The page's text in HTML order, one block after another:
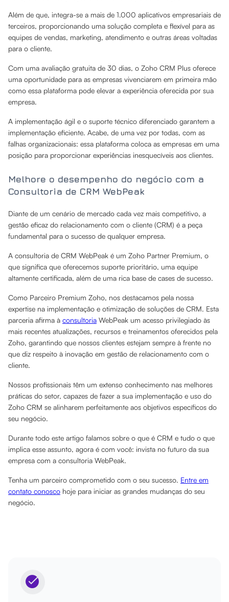
Além de que, integra-se a mais de 1.000 aplicativos empresariais de
terceiros, proporcionando uma solução completa e flexível para as
equipes de vendas, marketing, atendimento e outras áreas voltadas
para o cliente.
Com uma avaliação gratuita de 30 dias, o Zoho CRM Plus oferece
uma oportunidade para as empresas vivenciarem em primeira mão
como essa plataforma pode elevar a experiência oferecida por sua
empresa.
A implementação ágil e o suporte técnico diferenciado garantem a
implementação eficiente. Acabe, de uma vez por todas, com as
falhas organizacionais: essa plataforma coloca as empresas em uma
posição para proporcionar experiências inesquecíveis aos clientes.
Melhore o desempenho do negócio com a
Consultoria de CRM WebPeak
Diante de um cenário de mercado cada vez mais competitivo, a
gestão eficaz do relacionamento com o cliente (CRM) é a peça
fundamental para o sucesso de qualquer empresa.
A consultoria de CRM WebPeak é um Zoho Partner Premium, o
que significa que oferecemos suporte prioritário, uma equipe
altamente certificada, além de uma rica base de cases de sucesso.
Como Parceiro Premium Zoho, nos destacamos pela nossa
expertise na implementação e otimização de soluções de CRM. Esta
parceria afirma à consultoria WebPeak um acesso privilegiado às
mais recentes atualizações, recursos e treinamentos oferecidos pela
Zoho, garantindo que nossos clientes estejam sempre à frente no
que diz respeito à inovação em gestão de relacionamento com o
cliente.
Nossos profissionais têm um extenso conhecimento nas melhores
práticas do setor, capazes de fazer a sua implementação e uso do
Zoho CRM se alinharem perfeitamente aos objetivos específicos do
seu negócio.
Durante todo este artigo falamos sobre o que é CRM e tudo o que
implica esse assunto, agora é com você: invista no futuro da sua
empresa com a consultoria WebPeak.
Tenha um parceiro comprometido com o seu sucesso. Entre em
contato conosco hoje para iniciar as grandes mudanças do seu
negócio.